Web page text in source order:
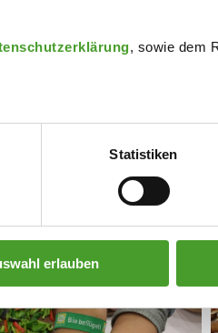
, sowie dem
Statistiken
erlauben
reflektieren.
zu überdenken und wenn nötig